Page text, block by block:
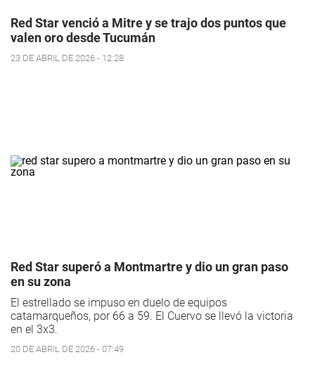
Red Star venció a Mitre y se trajo dos puntos que
valen oro desde Tucumán
23 DE ABRIL DE 2026 - 12:28
Red Star superó a Montmartre y dio un gran paso
en su zona
El estrellado se impuso en duelo de equipos
catamarqueños, por 66 a 59. El Cuervo se llevó la victoria
en el 3x3.
20 DE ABRIL DE 2026 - 07:49